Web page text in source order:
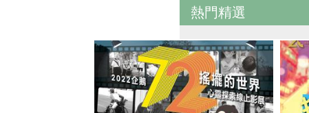
熱門精選